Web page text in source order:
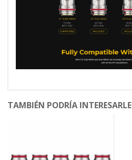
TAMBIÉN PODRÍA INTERESARLE